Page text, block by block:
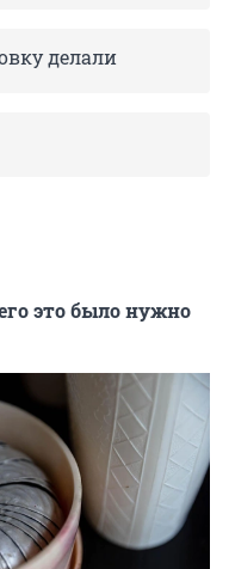
делали
это было нужно